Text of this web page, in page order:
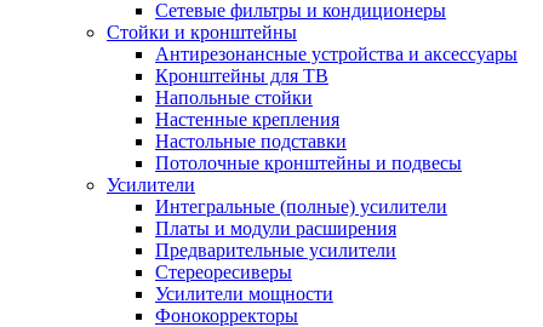
Сетевые фильтры и кондиционеры
Стойки и кронштейны
Антирезонансные устройства и аксессуары
Кронштейны для ТВ
Напольные стойки
Настенные крепления
Настольные подставки
Потолочные кронштейны и подвесы
Усилители
Интегральные (полные) усилители
Платы и модули расширения
Предварительные усилители
Стереоресиверы
Усилители мощности
Фонокорректоры